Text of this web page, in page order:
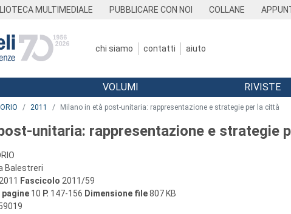
MULTIMEDIALE PUBBLICARE CON NOI COLLANE
chi siamo contatti aiuto
VOLUMI RIVISTE
2011 Milano in età post-unitaria: rappresentazione e strategie per la città
unitaria: rappresentazione e strategie
Balestreri
2011 Fascicolo 2011/59
pagine 10 P. 147-156 Dimensione file807 KB